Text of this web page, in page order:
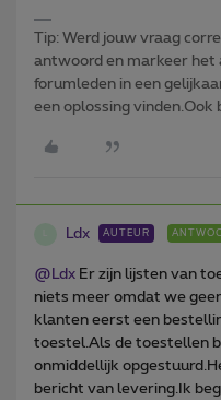
Tip: Werd jouw vraag
antwoord en markeer het
forumleden in een
een oplossing
Ldx AUTEUR
@Ldx Er zijn lijsten van
niets meer omdat we
klanten eerst een
toestel.Als de toestellen
onmiddellijk
bericht van levering.Ik